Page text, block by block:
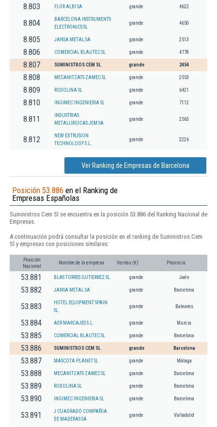
8.803 FLOR ALBI SA grande 4622
8.804
BARCELONA INSTRUMENTS
ELECTRONICS SL
grande 4650
8.805 JANSA METAL SA grande 2513
8.806 COMERCIAL BLAUTEC SL grande 4778
8.807 SUMINISTROS CEM SL grande 2454
8.808 MECANITZATS ZAMEC SL grande 2553
8.809 RODOLINA SL grande 6421
8.810 INGIMEC INGENIERIA SL grande 7112
8.811
INDUSTRIAS
METALURGICAS JEM SA
grande 2563
8.812
NEW EXTRUSION
TECHNOLOGY S.L.
grande 2226
Ver Ranking de Empresas de Barcelona
Posición 53.886 en el Ranking de
Empresas Españolas
Suministros Cem Sl se encuentra en la posición 53.886 del Ranking Nacional de
Empresas.
A continuación podrá consultar la posición en el ranking de Suministros Cem
Sl y empresas con posiciones similares:
Posición
Nacional
Nombre de la empresa Ventas (€) Provincia
53.881 BLAS TORRES GUTIERREZ SL grande Jaén
53.882 JANSA METAL SA grande Barcelona
53.883
HOTEL EQUIPMENT SPAIN
SL.
grande Baleares
53.884 AER MARCAJES S.L. grande Murcia
53.885 COMERCIAL BLAUTEC SL grande Barcelona
53.886 SUMINISTROS CEM SL grande Barcelona
53.887 MASCOTA PLANET SL grande Málaga
53.888 MECANITZATS ZAMEC SL grande Barcelona
53.889 RODOLINA SL grande Barcelona
53.890 INGIMEC INGENIERIA SL grande Barcelona
53.891
J CUADRADO COMPAÑIA
DE MADERAS SA
grande Valladolid